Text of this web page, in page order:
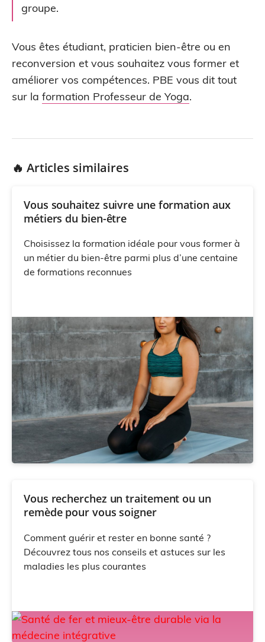
groupe.
Vous êtes étudiant, praticien bien-être ou en
reconversion et vous souhaitez vous former et
améliorer vos compétences. PBE vous dit tout
sur la formation Professeur de Yoga.
🔥 Articles similaires
Vous souhaitez suivre une formation aux
métiers du bien-être
Choisissez la formation idéale pour vous former à
un métier du bien-être parmi plus d’une centaine
de formations reconnues
Vous recherchez un traitement ou un
remède pour vous soigner
Comment guérir et rester en bonne santé ?
Découvrez tous nos conseils et astuces sur les
maladies les plus courantes